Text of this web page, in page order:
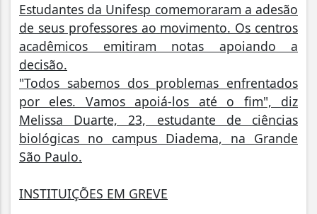
Estudantes da Unifesp comemoraram a adesão
de seus professores ao movimento. Os centros
acadêmicos emitiram notas apoiando a
decisão.
"Todos sabemos dos problemas enfrentados
por eles. Vamos apoiá-los até o fim", diz
Melissa Duarte, 23, estudante de ciências
biológicas no campus Diadema, na Grande
São Paulo.
INSTITUIÇÕES EM GREVE